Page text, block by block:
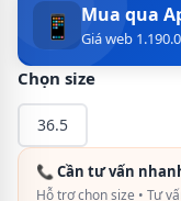
📱 Mua qua
Giá web
Chọn size
36.5
📞 Cần tư vấn
Hỗ trợ chọn size • Tư